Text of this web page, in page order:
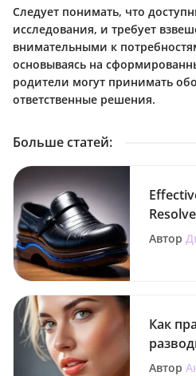
Следует понимать, что
исследования, и требует
внимательными к
основываясь на
родители могут принимать
ответственные решения.
Больше статей:
Автор
Как
Автор